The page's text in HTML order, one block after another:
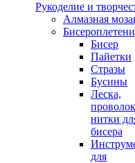
Рукоделие и
Алмазная
Бисер
Пайетки
Стразы
Бусины
Леска,
нитки
бисера
для